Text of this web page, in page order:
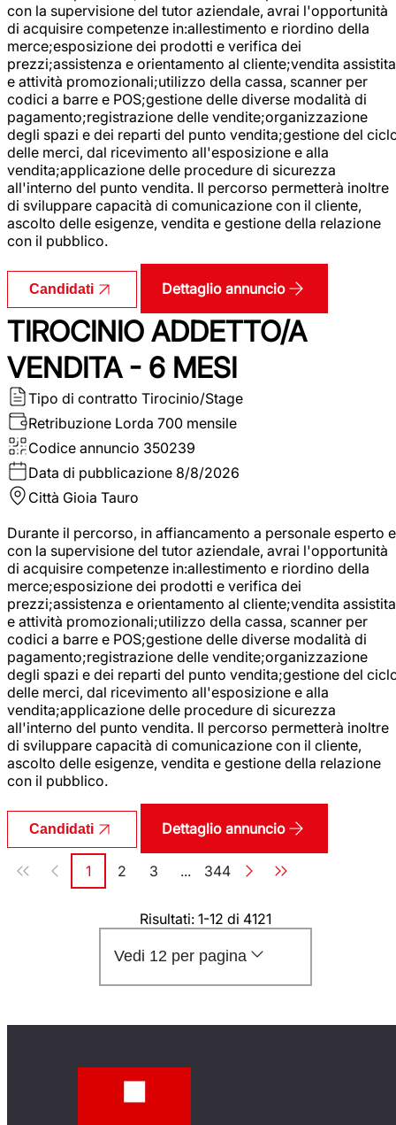
con la supervisione del tutor aziendale, avrai l'opportunità
di acquisire competenze in:allestimento e riordino della
merce;esposizione dei prodotti e verifica dei
prezzi;assistenza e orientamento al cliente;vendita assistita
e attività promozionali;utilizzo della cassa, scanner per
codici a barre e POS;gestione delle diverse modalità di
pagamento;registrazione delle vendite;organizzazione
degli spazi e dei reparti del punto vendita;gestione del
delle merci, dal ricevimento all'esposizione e alla
vendita;applicazione delle procedure di sicurezza
all'interno del punto vendita. Il percorso permetterà inoltre
di sviluppare capacità di comunicazione con il cliente,
ascolto delle esigenze, vendita e gestione della relazione
con il pubblico.
Candidati Dettaglio annuncio
TIROCINIO ADDETTO/A
VENDITA - 6 MESI
Tipo di contratto Tirocinio/Stage
Retribuzione Lorda 700 mensile
Codice annuncio 350239
Data di pubblicazione 8/8/2026
Città Gioia Tauro
Durante il percorso, in affiancamento a personale esperto e
con la supervisione del tutor aziendale, avrai l'opportunità
di acquisire competenze in:allestimento e riordino della
merce;esposizione dei prodotti e verifica dei
prezzi;assistenza e orientamento al cliente;vendita assistita
e attività promozionali;utilizzo della cassa, scanner per
codici a barre e POS;gestione delle diverse modalità di
pagamento;registrazione delle vendite;organizzazione
degli spazi e dei reparti del punto vendita;gestione del
delle merci, dal ricevimento all'esposizione e alla
vendita;applicazione delle procedure di sicurezza
all'interno del punto vendita. Il percorso permetterà inoltre
di sviluppare capacità di comunicazione con il cliente,
ascolto delle esigenze, vendita e gestione della relazione
con il pubblico.
Candidati Dettaglio annuncio
Paginazione
Pagina
1 Pagina
2 Pagina
3 ... Pagina
344
Risultati: 1-12 di 4121
Vedi 12 per pagina